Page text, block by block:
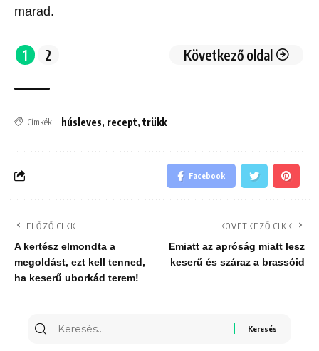
marad.
1 2 Következő oldal
Címkék: húsleves, recept, trükk
Facebook
ELŐZŐ CIKK
A kertész elmondta a
megoldást, ezt kell tenned,
ha keserű uborkád terem!
KÖVETKEZŐ CIKK
Emiatt az apróság miatt lesz
keserű és száraz a brassóid
Keresés